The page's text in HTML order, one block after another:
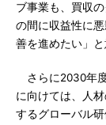
ブ事業も、買収
の間に収益性に
善を進めたい」と
さらに2030年度
に向けては、人
するグローバル